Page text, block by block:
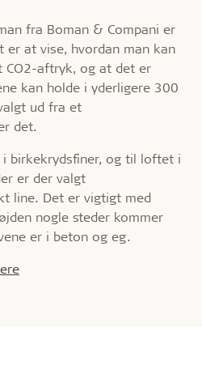
fra Boman & Compani er
er at vise, hvordan man kan
CO2-aftryk, og at det er
kan holde i yderligere 300
ud fra et
det.
i birkekrydsfiner, og til loftet i
er der valgt
line. Det er vigtigt med
nogle steder kommer
er i beton og eg.